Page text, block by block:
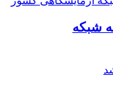
شبکه